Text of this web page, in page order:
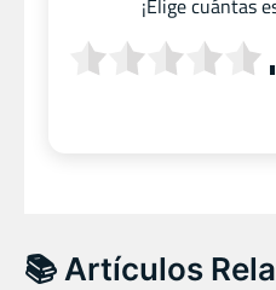
¡Elige cuántas
📚 Artículos